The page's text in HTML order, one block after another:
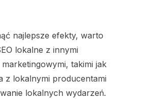
najlepsze efekty, warto
lokalne z innymi
marketingowymi, takimi jak
z lokalnymi producentami
lokalnych wydarzeń.